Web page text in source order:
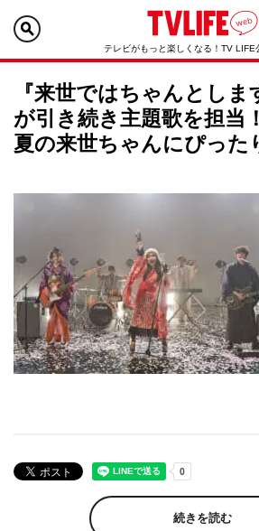
テレビがもっと楽しくなる！TV LIFE
『来世ではちゃんとしま
が引き続き主題歌を担当
夏の来世ちゃんにぴった
続きを読む